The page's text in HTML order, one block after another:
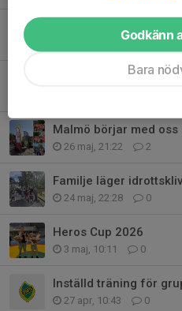
Olympiadagarna
Skånes
Malmö börjar med oss
26 maj, 21:22 2
Familje läger
24 maj, 22:28 0
Heros Cup 2026
3 maj, 10:11 0
Inställd träning för
27 apr, 10:43 0
Godkänn
Bara